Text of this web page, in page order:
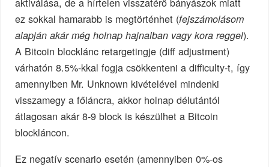
ez sokkal hamarabb is megtörténhet (fejszámolásom
alapján akár még holnap hajnalban vagy kora reggel).
A Bitcoin blocklánc retargetingje (diff adjustment)
várhatón 8.5%-kkal fogja csökkenteni a difficulty-t, így
amennyiben Mr. Unknown kivételével mindenki
visszamegy a főláncra, akkor holnap délutántól
átlagosan akár 8-9 block is készülhet a Bitcoin
blockláncon.
Ez negatív scenario esetén (amennyiben 0%-os